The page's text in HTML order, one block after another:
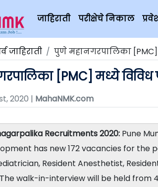
जाहिराती परीक्षेचे निकाल
जाहिराती पुणे महानगरपालिका [PMC]
[PMC] मध्ये विविध
2020 | MahaNMK.com
Recruitments 2020: Pune
has new 172 vacancies for the
Resident Anesthetist,
walk-in-interview will be held from